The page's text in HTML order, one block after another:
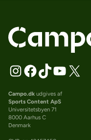
Campo.dkudgives af
Sports Content ApS
Universitetsbyen 71
8000 Aarhus C
Denmark